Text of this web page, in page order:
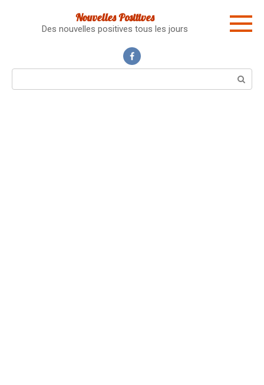
Nouvelles Positives
Des nouvelles positives tous les jours